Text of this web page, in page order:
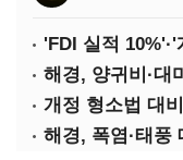
개정 형소법 대
해경, 폭염·태풍